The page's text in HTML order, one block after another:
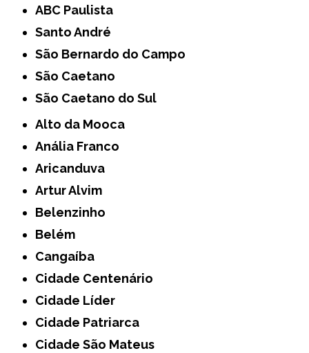
ABC Paulista
Santo André
São Bernardo do Campo
São Caetano
São Caetano do Sul
Alto da Mooca
Anália Franco
Aricanduva
Artur Alvim
Belenzinho
Belém
Cangaíba
Cidade Centenário
Cidade Líder
Cidade Patriarca
Cidade São Mateus